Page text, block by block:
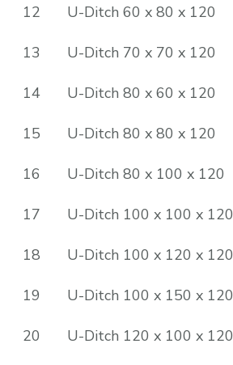
12 U-Ditch 60 x 80 x 120
13 U-Ditch 70 x 70 x 120
14 U-Ditch 80 x 60 x 120
15 U-Ditch 80 x 80 x 120
16 U-Ditch 80 x 100 x 120
17 U-Ditch 100 x 100 x 120
18 U-Ditch 100 x 120 x 120
19 U-Ditch 100 x 150 x 120
20 U-Ditch 120 x 100 x 120